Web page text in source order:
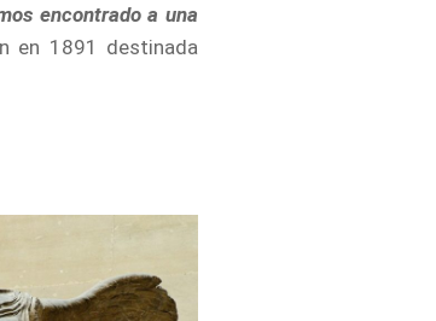
encontrado a una
en 1891 destinada